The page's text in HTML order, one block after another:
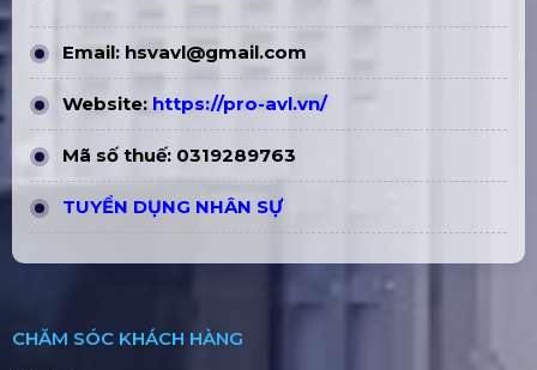
Email: hsvavl@gmail.com
Website: https://pro-avl.vn/
Mã số thuế: 0319289763
TUYỂN DỤNG NHÂN SỰ
CHĂM SÓC KHÁCH HÀNG